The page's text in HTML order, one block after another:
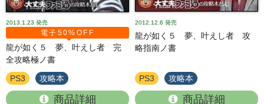
2013.1.23 発売
電子50%OFF
龍が如く５ 夢、叶えし者 完
全攻略極ノ書
PS3 攻略本
商品詳細
2012.12.6 発売
龍が如く５ 夢、叶えし者 攻
略指南ノ書
PS3 攻略本
商品詳細